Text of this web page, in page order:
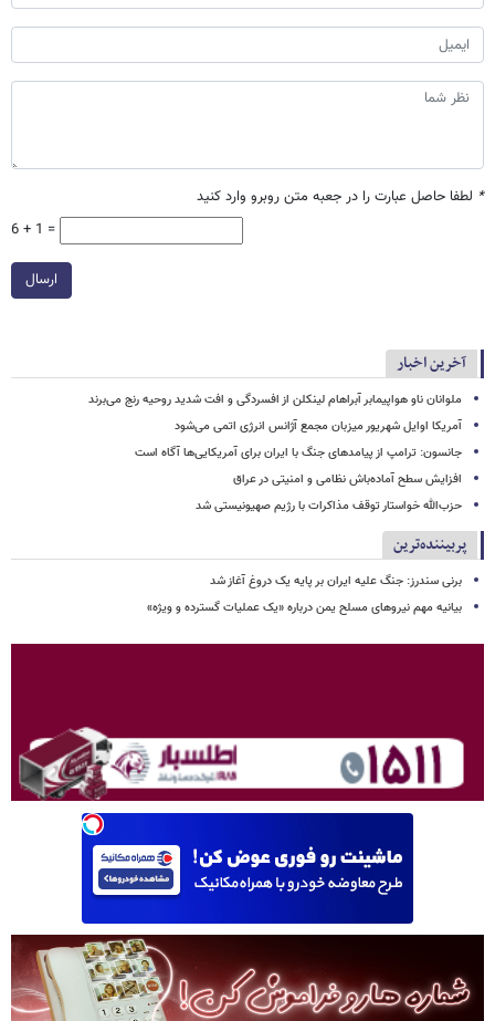
* لطفا حاصل عبارت را در جعبه متن روبرو وارد کنید
6 + 1 =
ارسال
آخرین اخبار
ملوانان ناو هواپیمابر آبراهام لینکلن از افسردگی و افت شدید روحیه رنج می‌برند
آمریکا اوایل شهریور میزبان مجمع آژانس انرژی اتمی می‌شود
جانسون: ترامپ از پیامدهای جنگ با ایران برای آمریکایی‌ها آگاه است
افزایش سطح آماده‌باش نظامی و امنیتی در عراق
حزب‌الله خواستار توقف مذاکرات با رژیم صهیونیستی شد
پربیننده‌ترین
برنی سندرز: جنگ علیه ایران بر پایه یک دروغ آغاز شد
بیانیه مهم نیروهای مسلح یمن درباره «یک عملیات گسترده و ویژه»